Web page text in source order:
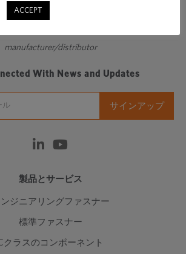
manufacturer/distributor
With News and Updates
製品とサービス
ジニアリングファスナー
標準ファスナー
クラスのコンポーネント
ACCEPT